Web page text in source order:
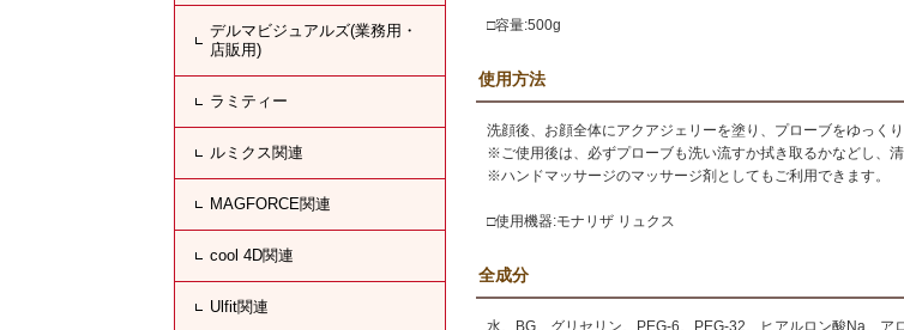
デルマビジュアルズ(業務用・
店販用)
ラミティー
ルミクス関連
MAGFORCE関連
cool 4D関連
Ulfit関連
□容量:500g
使用方法
洗顔後、お顔全体にアクアジェリーを塗り、プローブをゆっく
※ご使用後は、必ずプローブも洗い流すか拭き取るかなどし、清
※ハンドマッサージのマッサージ剤としてもご利用できます。
□使用機器:モナリザ リュクス
全成分